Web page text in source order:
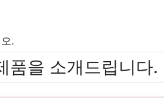
.
품을 소개드립니다.